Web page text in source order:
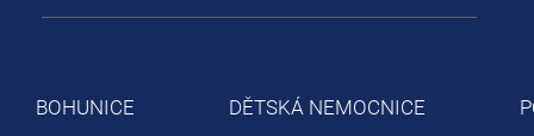
BOHUNICE DĚTSKÁ NEMOCNICE